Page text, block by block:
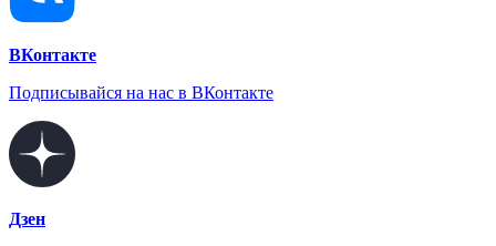
ВКонтакте
Подписывайся на нас в ВКонтакте
Дзен